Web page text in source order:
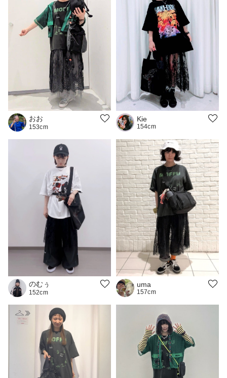
おお
153cm
Kie
154cm
のむぅ
152cm
uma
157cm